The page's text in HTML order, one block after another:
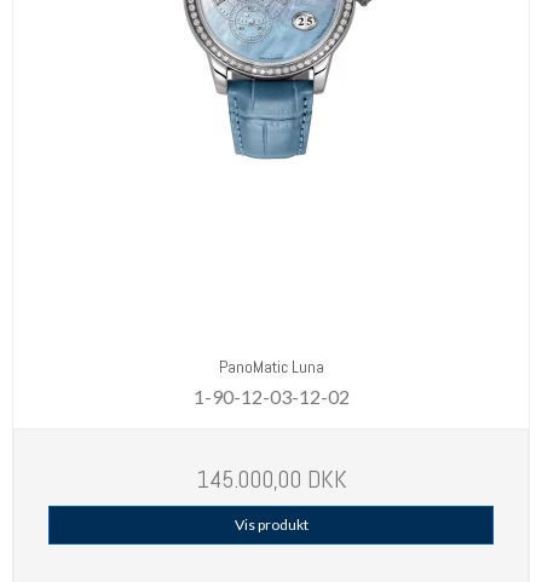
PanoMatic Luna
1-90-12-03-12-02
145.000,00 DKK
Vis produkt